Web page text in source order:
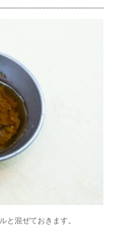
と混ぜておきます。